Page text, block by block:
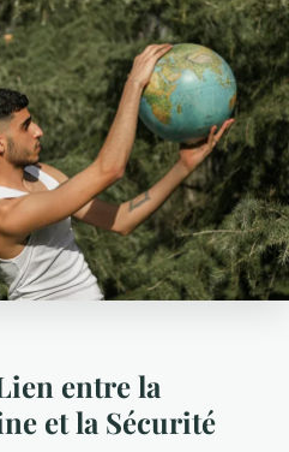
entre la
et la Sécurité